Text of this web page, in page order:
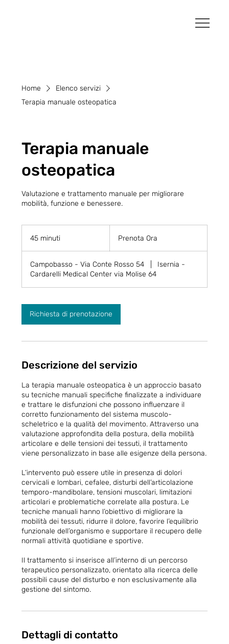
Home
Elenco servizi
Terapia manuale osteopatica
Terapia manuale
osteopatica
Valutazione e trattamento manuale per migliorare
mobilità, funzione e benessere.
45 minuti
i
n
u
i
Prenota Ora
Campobasso - Via Conte Rosso 54
Isernia -
Cardarelli Medical Center via Molise 64
Richiesta di prenotazione
Descrizione del servizio
La terapia manuale osteopatica è un approccio basato
su tecniche manuali specifiche finalizzate a individuare
e trattare le disfunzioni che possono influenzare il
corretto funzionamento del sistema muscolo-
scheletrico e la qualità del movimento. Attraverso una
valutazione approfondita della postura, della mobilità
articolare e delle tensioni dei tessuti, il trattamento
viene personalizzato in base alle esigenze della persona.
L’intervento può essere utile in presenza di dolori
cervicali e lombari, cefalee, disturbi dell’articolazione
temporo-mandibolare, tensioni muscolari, limitazioni
articolari e problematiche correlate alla postura. Le
tecniche manuali hanno l’obiettivo di migliorare la
mobilità dei tessuti, ridurre il dolore, favorire l’equilibrio
funzionale dell’organismo e supportare il recupero delle
normali attività quotidiane e sportive.
Il trattamento si inserisce all’interno di un percorso
terapeutico personalizzato, orientato alla ricerca delle
possibili cause del disturbo e non esclusivamente alla
gestione del sintomo.
Dettagli di contatto